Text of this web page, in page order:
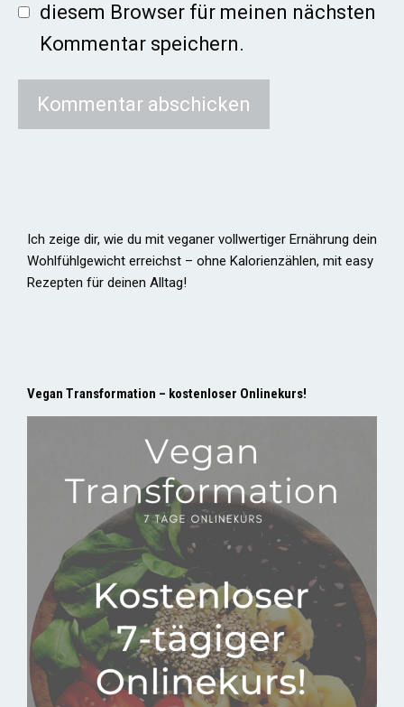
diesem Browser für meinen nächsten
Kommentar speichern.
Ich zeige dir, wie du mit veganer vollwertiger Ernährung dein
Wohlfühlgewicht erreichst – ohne Kalorienzählen, mit easy
Rezepten für deinen Alltag!
Vegan Transformation – kostenloser Onlinekurs!